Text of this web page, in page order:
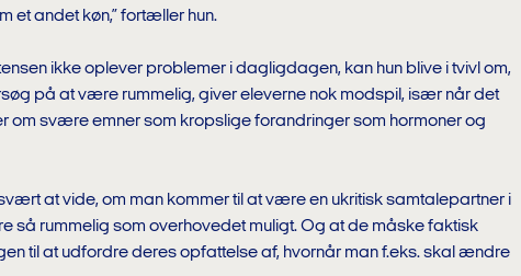
et andet køn,” fortæller hun.
ikke oplever problemer i dagligdagen, kan hun blive i tvivl om,
på at være rummelig, giver eleverne nok modspil, især når det
om svære emner som kropslige forandringer som hormoner og
at vide, om man kommer til at være en ukritisk samtalepartner i
så rummelig som overhovedet muligt. Og at de måske faktisk
til at udfordre deres opfattelse af, hvornår man f.eks. skal ændre